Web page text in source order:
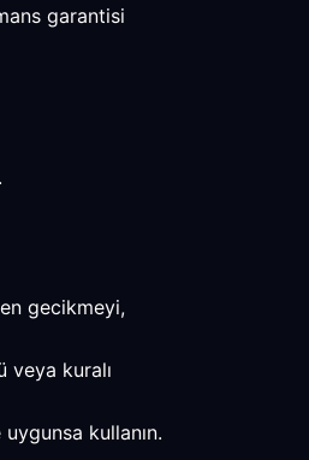
garantisi
gecikmeyi,
veya kuralı
kullanın.